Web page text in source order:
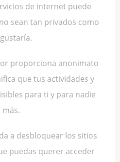
de internet puede
sean tan privados como
proporciona anonimato
que tus actividades y
para ti y para nadie
más.
a desbloquear los sitios
puedas querer acceder